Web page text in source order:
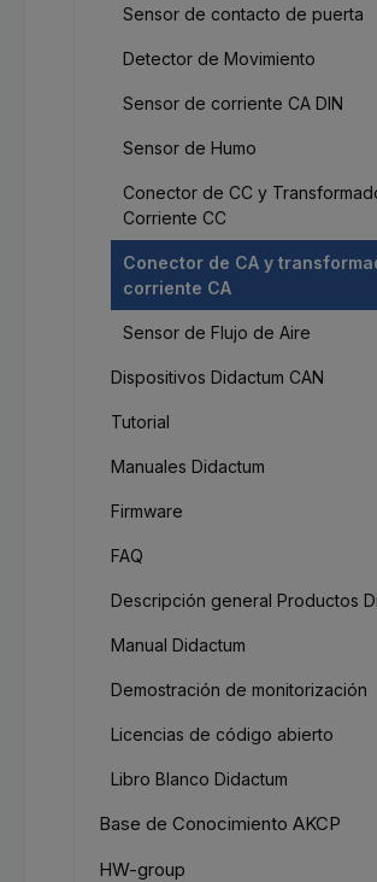
Sensor de contacto de puerta
Detector de Movimiento
Sensor de corriente CA DIN
Sensor de Humo
Conector de CC y
Corriente CC
Conector de CA y
corriente CA
Sensor de Flujo de Aire
Dispositivos Didactum CAN
Tutorial
Manuales Didactum
Firmware
FAQ
Descripción general Productos
Manual Didactum
Demostración de monitorización
Licencias de código abierto
Libro Blanco Didactum
Base de Conocimiento AKCP
HW-group